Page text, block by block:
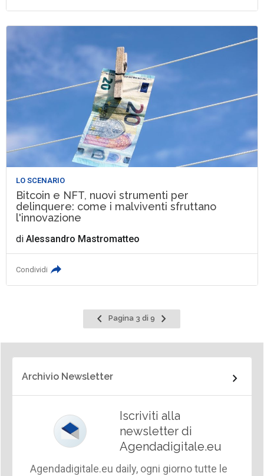
LO SCENARIO
Bitcoin e NFT, nuovi strumenti per
delinquere: come i malviventi sfruttano
l'innovazione
diAlessandro Mastromatteo
Condividi
Pagina
precedente
Pagina 3 di 9
Pagina
successiva
Archivio Newsletter
Iscriviti alla
newsletter di
Agendadigitale.eu
Agendadigitale.eu daily, ogni giorno tutte le